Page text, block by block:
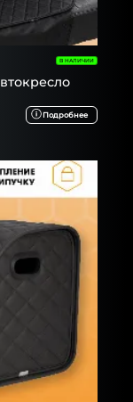
В НАЛИЧИИ
Подробнее